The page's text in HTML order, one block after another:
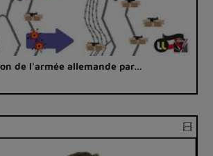
de l'armée allemande par…